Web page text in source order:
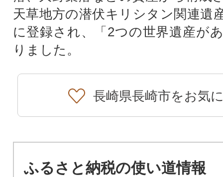
天草地方の潜伏キリシタン関連遺
に登録され、「2つの世界遺産が
りました。
長崎県長崎市をお気
ふるさと納税の使い道情報